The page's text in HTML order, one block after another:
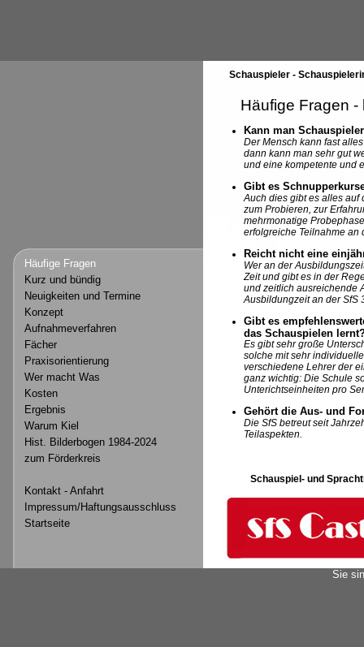
Häufige Fragen
Kurz und bündig
Neuigkeiten und Termine
Konzept
Aufnahmeverfahren
Fächer
Praxisorientierung
Wer macht Was
Kosten
Ergebnis
Warum Kiel
Hist. Bilderbogen 1984-2024
zum Förderkreis
Kontakt - Anfahrt
Impressum/Haftungsausschluss
Startseite
Schauspieler -
Häufige Fragen -
Kann man
Der Mensch kann fast
dann kann man sehr gut
und eine kompetente und
Gibt es
Auch dies gibt es alles auf
zum Probieren, zur
mehrmonatige
erfolgreiche Teilnahme an
Reicht nicht eine
Wer an der
Zeit und gibt es in der
und zeitlich ausreichende
Ausbildungzeit an der SfS
Gibt es
das Schauspielen
Es gibt sehr große
solche mit sehr
verschiedene Lehrer der
ganz wichtig: Die Schule
Unterichtseinheiten pro
Gehört die Aus- und
Die SfS betreut seit
Teilaspekten.
Schauspiel- und
Sie